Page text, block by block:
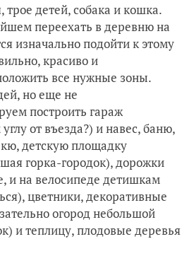
детей, собака и кошка.
переехать в деревню на
изначально подойти к этому
красиво и
все нужные зоны.
но еще не
построить гараж
от въезда?) и навес, баню,
детскую площадку
горка-городок), дорожки
и на велосипеде детишкам
цветники, декоративные
огород небольшой
и теплицу, плодовые деревья